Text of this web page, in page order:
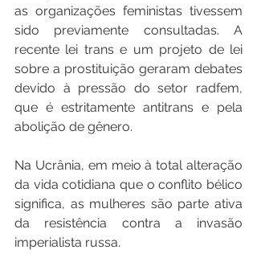
as organizações feministas tivessem
sido previamente consultadas. A
recente lei trans e um projeto de lei
sobre a prostituição geraram debates
devido à pressão do setor radfem,
que é estritamente antitrans e pela
abolição de gênero.
Na Ucrânia, em meio à total alteração
da vida cotidiana que o conflito bélico
significa, as mulheres são parte ativa
da resistência contra a invasão
imperialista russa.